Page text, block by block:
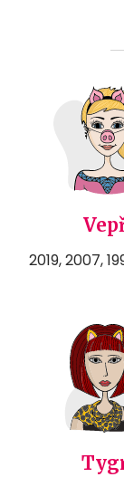
2019, 2007,